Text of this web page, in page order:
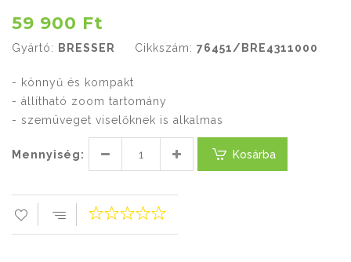
59 900 Ft
Gyártó: BRESSER Cikkszám: 76451/BRE4311000
- könnyű és kompakt
- állítható zoom tartomány
- szemüveget viselőknek is alkalmas
Mennyiség: Kosárba